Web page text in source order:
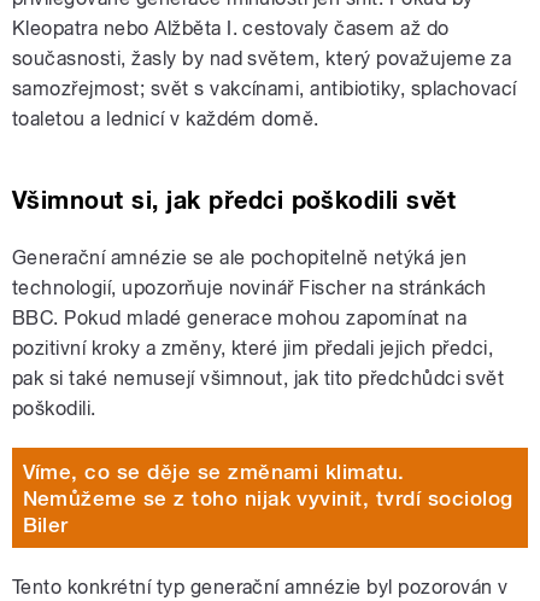
Kleopatra nebo Alžběta I. cestovaly časem až do
současnosti, žasly by nad světem, který považujeme za
samozřejmost; svět s vakcínami, antibiotiky, splachovací
toaletou a lednicí v každém domě.
Všimnout si, jak předci poškodili svět
Generační amnézie se ale pochopitelně netýká jen
technologií, upozorňuje novinář Fischer na stránkách
BBC. Pokud mladé generace mohou zapomínat na
pozitivní kroky a změny, které jim předali jejich předci,
pak si také nemusejí všimnout, jak tito předchůdci svět
poškodili.
Víme, co se děje se změnami klimatu.
Nemůžeme se z toho nijak vyvinit, tvrdí sociolog
Biler
Tento konkrétní typ generační amnézie byl pozorován v